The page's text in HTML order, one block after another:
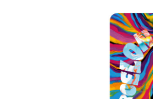
Abridores
Chávenas